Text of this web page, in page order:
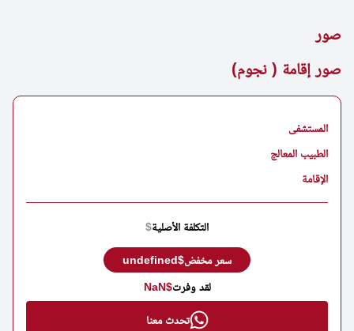
صور
صور إقامة ( نجوم)
المستشفى
الطبيب المعالج
الإقامة
التكلفة الأصلية$
سعر مخفض$undefined
لقد وفرت$NaN
تحدث معنا